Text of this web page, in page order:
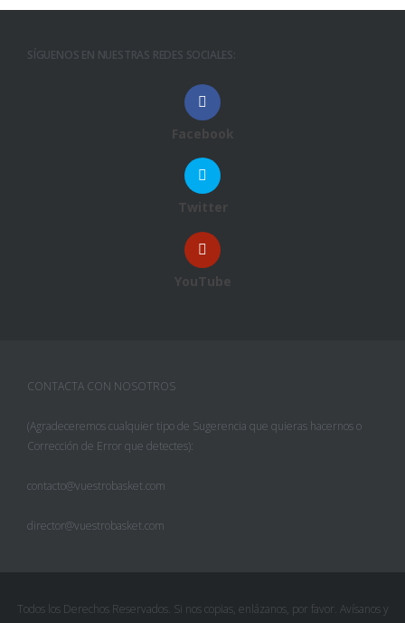
SÍGUENOS EN NUESTRAS REDES SOCIALES:
Facebook
Twitter
YouTube
CONTACTA CON NOSOTROS
(Agradeceremos cualquier tipo de Sugerencia que quieras hacernos o
Corrección de Error que detectes):
contacto@vuestrobasket.com
director@vuestrobasket.com
Todos los Derechos Reservados. Si nos copias, enlázanos, por favor. Avísanos y